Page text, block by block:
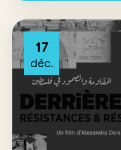
17
déc.